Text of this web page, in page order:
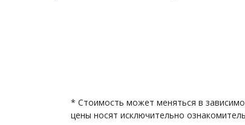
* Стоимость может меняться в
цены носят исключительно